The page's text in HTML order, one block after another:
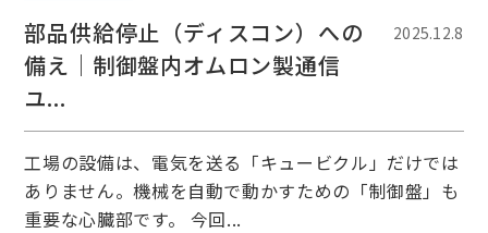
部品供給停止（ディスコン）への
備え｜制御盤内オムロン製通信
ユ...
2025.12.8
工場の設備は、電気を送る「キュービクル」だけでは
ありません。機械を自動で動かすための「制御盤」も
重要な心臓部です。 今回...